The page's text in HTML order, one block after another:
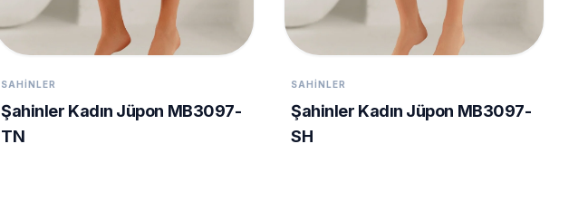
SAHINLER
Şahinler Kadın Jüpon MB3097-
TN
SAHINLER
Şahinler Kadın Jüpon MB3097-
SH